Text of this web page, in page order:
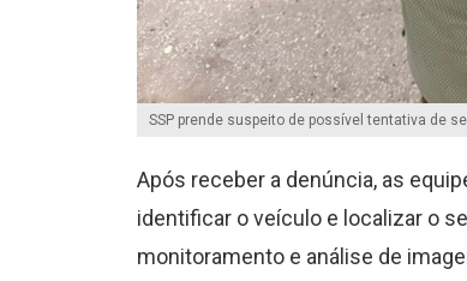
SSP prende suspeito de possível tentativa de
Após receber a denúncia, as
identificar o veículo e localizar o
monitoramento e análise de